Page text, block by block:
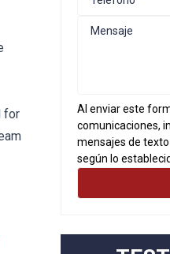
for
Al enviar este
comunicaciones,
mensajes de
según lo